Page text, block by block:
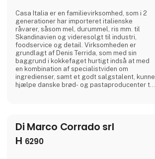
Casa Italia er en familievirksomhed, som i 2
generationer har importeret italienske
råvarer, såsom mel, durummel, ris mm. til
Skandinavien og videresolgt til industri,
foodservice og detail. Virksomheden er
grundlagt af Denis Terrida, som med sin
baggrund i kokkefaget hurtigt indså at med
en kombination af specialistviden om
ingredienser, samt et godt salgstalent, kunne
hjælpe danske brød- og pastaproducenter til
har Marianne den oplagte baggrund til at
håndtere al dokumentation
Di Marco Corrado srl
H 6290